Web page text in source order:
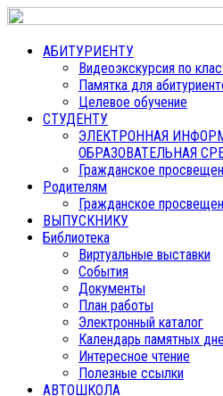
АБИТУРИЕНТУ
Видеоэкскурсия по
Памятка для
Целевое обучение
СТУДЕНТУ
ЭЛЕКТРОННАЯ
ОБРАЗОВАТЕЛЬНАЯ
Гражданское
Родителям
Гражданское
ВЫПУСКНИКУ
Библиотека
Виртуальные выставки
События
Документы
План работы
Электронный каталог
Календарь памятных
Интересное чтение
Полезные ссылки
АВТОШКОЛА